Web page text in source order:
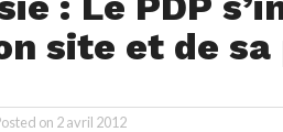
site et de
on 2 avril 2012